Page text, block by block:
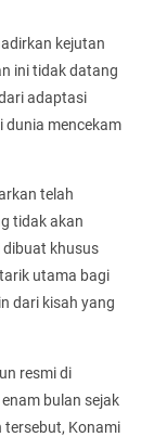
kejutan
ini tidak datang
adaptasi
dunia mencekam
telah
tidak akan
dibuat khusus
utama bagi
dari kisah yang
resmi di
bulan sejak
tersebut, Konami